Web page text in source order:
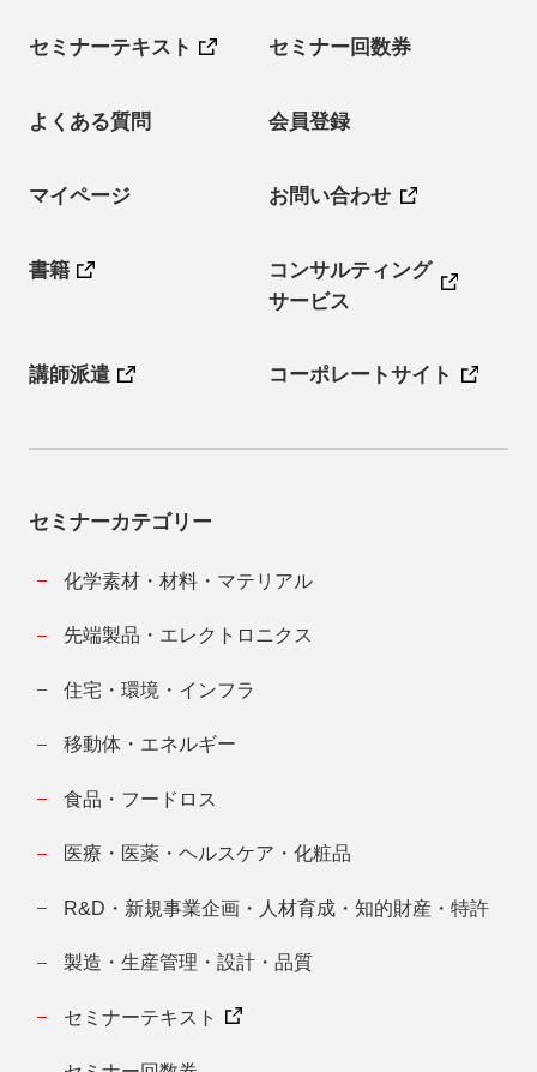
セミナーテキスト セミナー回数券
よくある質問 会員登録
マイページ お問い合わせ
書籍
コンサルティング
サービス
講師派遣 コーポレートサイト
セミナーカテゴリー
化学素材・材料・マテリアル
先端製品・エレクトロニクス
住宅・環境・インフラ
移動体・エネルギー
食品・フードロス
医療・医薬・ヘルスケア・化粧品
R&D・新規事業企画・人材育成・知的財産・特許
製造・生産管理・設計・品質
セミナーテキスト